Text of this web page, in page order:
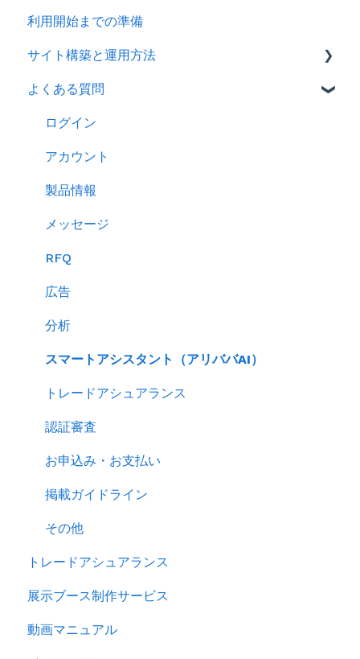
2026年
2025年
2024年
利用開始までの準備
サイト構築と運用方法
会社情報を登録する
製品ページ登録の準備をする
製品ページを登録する
バイヤーからのメッセージに返信する
RFQを使ってバイヤーに売り込む
キーワード広告を利用する
サイトパフォーマンスを分析する
よくある質問
ログイン
アカウント
製品情報
メッセージ
RFQ
広告
分析
スマートアシスタント（アリババAI）
トレードアシュアランス
認証審査
お申込み・お支払い
掲載ガイドライン
その他
トレードアシュアランス
展示ブース制作サービス
動画マニュアル